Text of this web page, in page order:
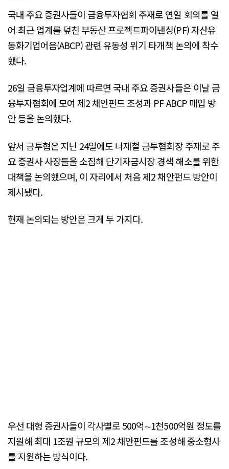
국내 주요 증권사들이 금융투자협회 주재로 연일 회의를 열
어 최근 업계를 덮친 부동산 프로젝트파이낸싱(PF) 자산유
동화기업어음(ABCP) 관련 유동성 위기 타개책 논의에 착수
했다.
26일 금융투자업계에 따르면 국내 주요 증권사들은 이날 금
융투자협회에 모여 제2 채안펀드 조성과 PF ABCP 매입 방
안 등을 논의했다.
앞서 금투협은 지난 24일에도 나재철 금투협회장 주재로 주
요 증권사 사장들을 소집해 단기자금시장 경색 해소를 위한
대책을 논의했으며, 이 자리에서 처음 제2 채안펀드 방안이
제시됐다.
현재 논의되는 방안은 크게 두 가지다.
우선 대형 증권사들이 각사별로 500억∼1천500억원 정도를
지원해 최대 1조원 규모의 제2 채안펀드를 조성해 중소형사
를 지원하는 방식이다.